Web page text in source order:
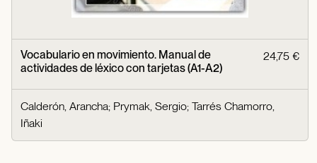
Vocabulario en movimiento. Manual de
actividades de léxico con tarjetas (A1-A2)
24,75 €
Calderón, Arancha; Prymak, Sergio; Tarrés Chamorro,
Iñaki